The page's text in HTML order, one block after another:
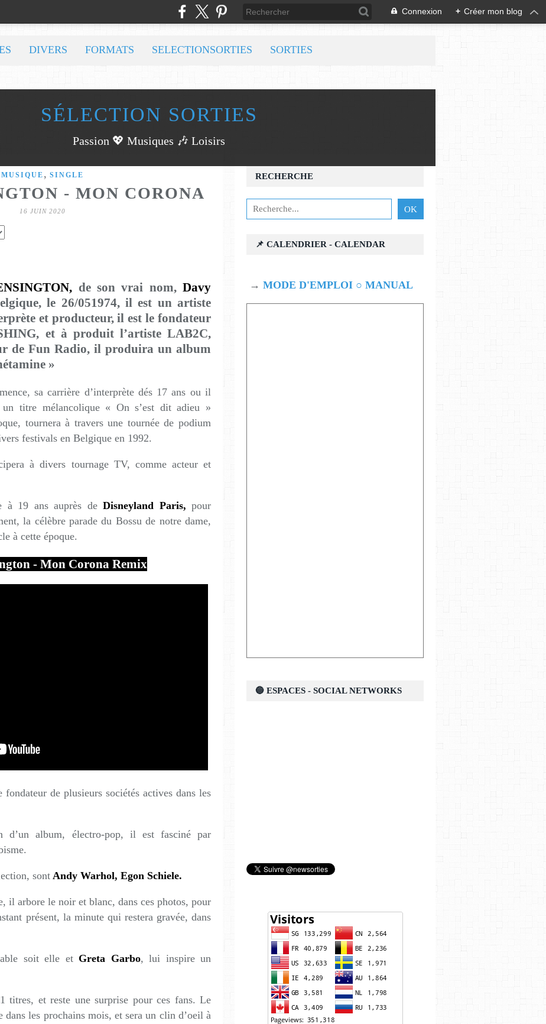
Connexion + Créer mon blog
SÉLECTION SORTIES
Passion 💖 Musiques 🎶 Loisirs
DIVERS FORMATS SELECTIONSORTIES SORTIES
MUSIQUE , SINGLE
- MON CORONA
16 JUIN 2020
de son vrai nom,Davy
le 26/051974, il est un artiste
et producteur, il est le fondateur
et à produit l’artiste LAB2C,
de Fun Radio, il produira un album
»
sa carrière d’interprète dés 17 ans ou il
titre mélancolique « On s’est dit adieu »
tournera à travers une tournée de podium
festivals en Belgique en 1992.
à divers tournage TV, comme acteur et
à 19 ans auprès deDisneyland Paris, pour
la célèbre parade du Bossu de notre dame,
à cette époque.
- Mon Corona Remix
fondateur de plusieurs sociétés actives dans les
d’un album, électro-pop, il est fasciné par
sont Andy Warhol, Egon Schiele.
il arbore le noir et blanc, dans ces photos, pour
présent, la minute qui restera gravée, dans
soit elle et Greta Garbo, lui inspire un
titres, et reste une surprise pour ces fans. Le
dans les prochains mois, et sera un clin d’oeil à
RECHERCHE
📌 CALENDRIER - CALENDAR
→ MODE D'EMPLOI ○ MANUAL
🔵 ESPACES - SOCIAL NETWORKS